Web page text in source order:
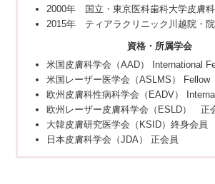
2000年 国立・東京医科歯科大学皮膚
2015年 ティアラクリニック川越院・
資格・所属学会
米国皮膚科学会（AAD） International
米国レーザー医学会（ASLMS） Fellow
欧州皮膚科性病科学会（EADV）
欧州レーザー皮膚科学会（ESLD） 正
大韓皮膚研究医学会（KSID）終身会員
日本皮膚科学会（JDA） 正会員